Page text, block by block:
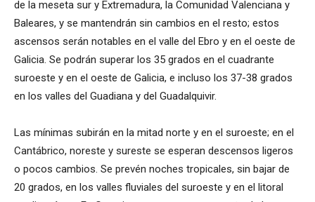
de la meseta sur y Extremadura, la Comunidad Valenciana y
Baleares, y se mantendrán sin cambios en el resto; estos
ascensos serán notables en el valle del Ebro y en el oeste de
Galicia. Se podrán superar los 35 grados en el cuadrante
suroeste y en el oeste de Galicia, e incluso los 37-38 grados
en los valles del Guadiana y del Guadalquivir.
Las mínimas subirán en la mitad norte y en el suroeste; en el
Cantábrico, noreste y sureste se esperan descensos ligeros
o pocos cambios. Se prevén noches tropicales, sin bajar de
20 grados, en los valles fluviales del suroeste y en el litoral